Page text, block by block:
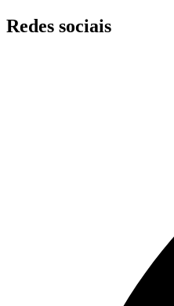
Skip
to
Redes sociais